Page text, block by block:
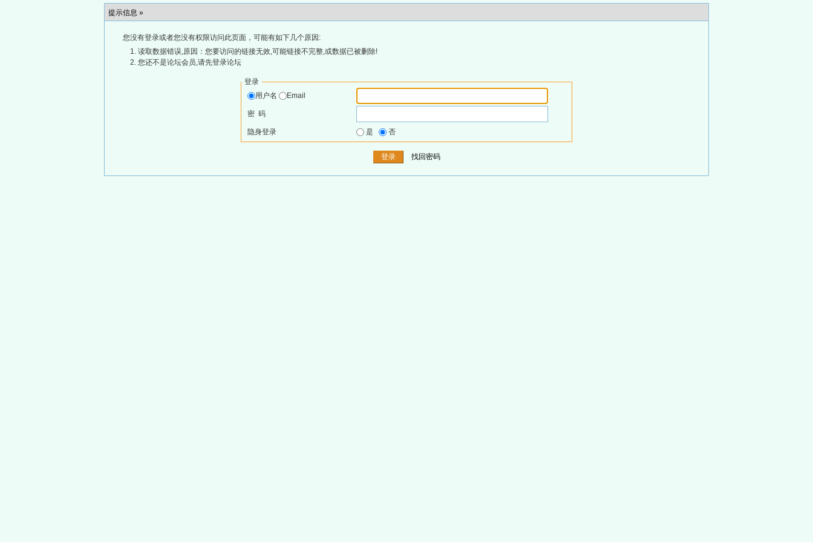
提示信息 »
您没有登录或者您没有权限访问此页面，可能有如下几个原因:
读取数据错误,原因：您要访问的链接无效,可能链接不完整,或数据已被删除!
您还不是论坛会员,请先登录论坛
登录
用户名
Email
密 码
隐身登录 是 否
找回密码